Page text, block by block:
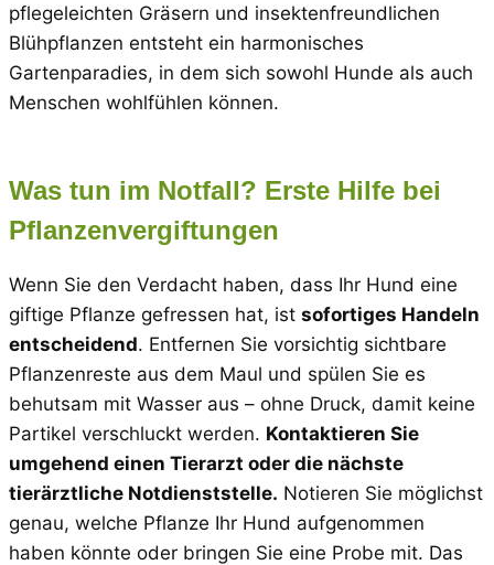
pflegeleichten Gräsern und insektenfreundlichen
Blühpflanzen entsteht ein harmonisches
Gartenparadies, in dem sich sowohl Hunde als auch
Menschen wohlfühlen können.
Was tun im Notfall? Erste Hilfe bei
Pflanzenvergiftungen
Wenn Sie den Verdacht haben, dass Ihr Hund eine
giftige Pflanze gefressen hat, ist sofortiges Handeln
entscheidend. Entfernen Sie vorsichtig sichtbare
Pflanzenreste aus dem Maul und spülen Sie es
behutsam mit Wasser aus – ohne Druck, damit keine
Partikel verschluckt werden. Kontaktieren Sie
umgehend einen Tierarzt oder die nächste
tierärztliche Notdienststelle. Notieren Sie möglichst
genau, welche Pflanze Ihr Hund aufgenommen
haben könnte oder bringen Sie eine Probe mit. Das